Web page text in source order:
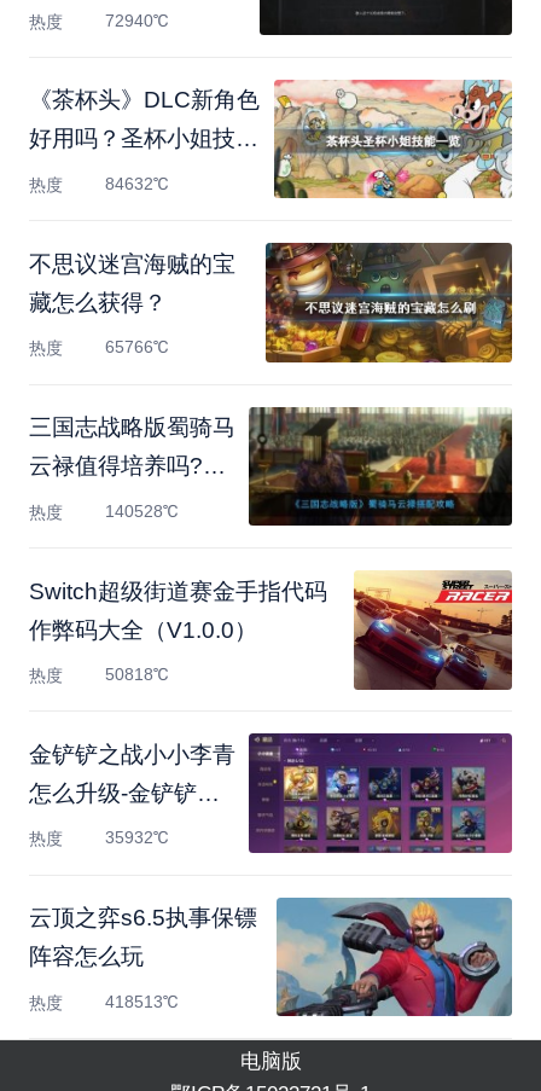
组合搭配
热度 72940℃
《茶杯头》DLC新角色
好用吗？圣杯小姐技能
一览
热度 84632℃
不思议迷宫海贼的宝
藏怎么获得？
热度 65766℃
三国志战略版蜀骑马
云禄值得培养吗?蜀
骑马云禄
热度 140528℃
Switch超级街道赛金手指代码
作弊码大全（V1.0.0）
热度 50818℃
金铲铲之战小小李青
怎么升级-金铲铲之
战小小李
热度 35932℃
云顶之弈s6.5执事保镖
阵容怎么玩
热度 418513℃
电脑版